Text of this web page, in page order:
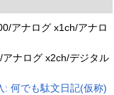
アナログ x1ch/アナロ
ナログ x2ch/デジタル
何でも駄文日記(仮称)